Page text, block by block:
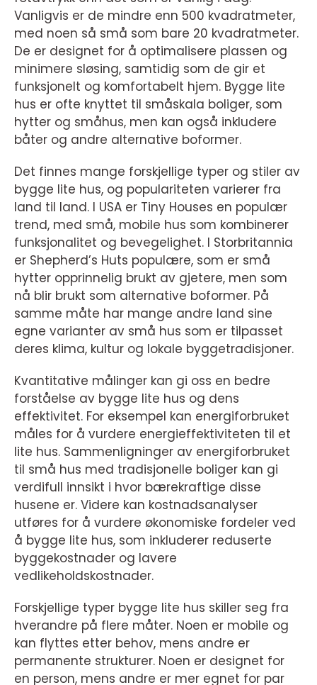
Vanligvis er de mindre enn 500 kvadratmeter,
med noen så små som bare 20 kvadratmeter.
De er designet for å optimalisere plassen og
minimere sløsing, samtidig som de gir et
funksjonelt og komfortabelt hjem. Bygge lite
hus er ofte knyttet til småskala boliger, som
hytter og småhus, men kan også inkludere
båter og andre alternative boformer.
Det finnes mange forskjellige typer og stiler av
bygge lite hus, og populariteten varierer fra
land til land. I USA er Tiny Houses en populær
trend, med små, mobile hus som kombinerer
funksjonalitet og bevegelighet. I Storbritannia
er Shepherd’s Huts populære, som er små
hytter opprinnelig brukt av gjetere, men som
nå blir brukt som alternative boformer. På
samme måte har mange andre land sine
egne varianter av små hus som er tilpasset
deres klima, kultur og lokale byggetradisjoner.
Kvantitative målinger kan gi oss en bedre
forståelse av bygge lite hus og dens
effektivitet. For eksempel kan energiforbruket
måles for å vurdere energieffektiviteten til et
lite hus. Sammenligninger av energiforbruket
til små hus med tradisjonelle boliger kan gi
verdifull innsikt i hvor bærekraftige disse
husene er. Videre kan kostnadsanalyser
utføres for å vurdere økonomiske fordeler ved
å bygge lite hus, som inkluderer reduserte
byggekostnader og lavere
vedlikeholdskostnader.
Forskjellige typer bygge lite hus skiller seg fra
hverandre på flere måter. Noen er mobile og
kan flyttes etter behov, mens andre er
permanente strukturer. Noen er designet for
en person, mens andre er mer egnet for par